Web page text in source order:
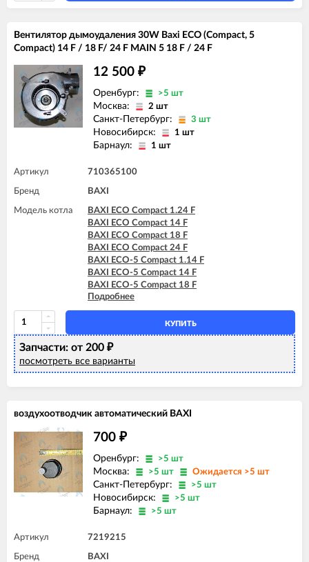
Вентилятор дымоудаления 30W Baxi ECO (Compact, 5
Compact) 14 F / 18 F/ 24 F MAIN 5 18 F / 24 F
12 500 ₽
Оренбург: >5 шт
Москва: 2 шт
Санкт-Петербург: 3 шт
Новосибирск: 1 шт
Барнаул: 1 шт
Артикул 710365100
Бренд BAXI
Модель котла
BAXI ECO Compact 1.24 F
BAXI ECO Compact 14 F
BAXI ECO Compact 18 F
BAXI ECO Compact 24 F
BAXI ECO-5 Compact 1.14 F
BAXI ECO-5 Compact 14 F
BAXI ECO-5 Compact 18 F
BAXI ECO-5 Compact 24 F
BAXI ECO-5 Compact 24 F GPL
BAXI MAIN-5 18 F
BAXI MAIN-5 24 F
Подробнее
КУПИТЬ
Запчасти: от 200 ₽
посмотреть все варианты
воздухоотводчик автоматический BAXI
700 ₽
Оренбург: >5 шт
Москва: >5 шт Ожидается >5 шт
Санкт-Петербург: >5 шт
Новосибирск: >5 шт
Барнаул: >5 шт
Артикул 7219215
Бренд BAXI